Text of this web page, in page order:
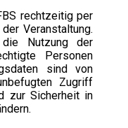
rechtzeitig per
Veranstaltung.
Nutzung der
Personen
sind von
Zugriff
zur Sicherheit in